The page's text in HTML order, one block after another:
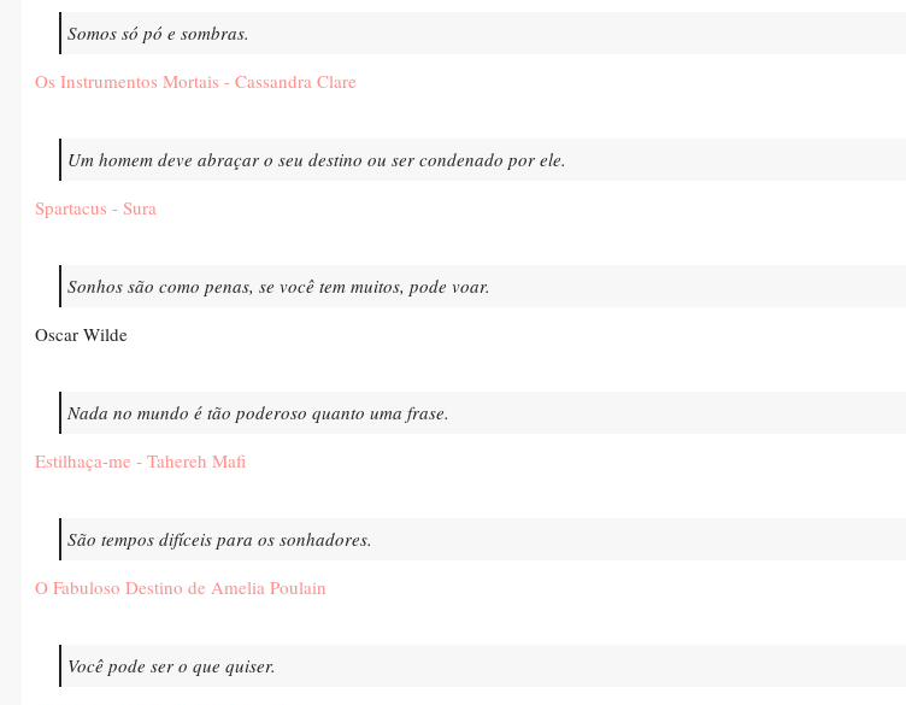
Somos só pó e sombras.
Os Instrumentos Mortais - Cassandra Clare
Um homem deve abraçar o seu destino ou ser condenado por ele.
Spartacus - Sura
Sonhos são como penas, se você tem muitos, pode voar.
Oscar Wilde
Nada no mundo é tão poderoso quanto uma frase.
Estilhaça-me - Tahereh Mafi
São tempos difíceis para os sonhadores.
O Fabuloso Destino de Amelia Poulain
Você pode ser o que quiser.